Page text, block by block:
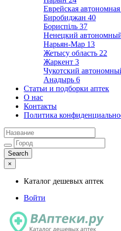
Еврейская автономная
Биробиджан 40
Бориспіль 37
Ненецкий
Нарьян-Мар 13
Жетысу область 22
Жаркент 3
Чукотский
Анадырь 6
Статьи и подборки аптек
О нас
Контакты
Политика
×
Каталог дешевых аптек
Войти